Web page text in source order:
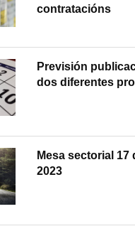
contratacións
Previsión
dos diferentes
Mesa sectorial 17
2023